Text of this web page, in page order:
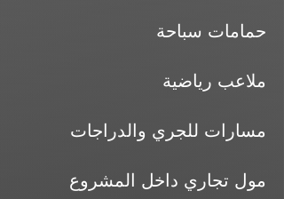
حمامات سباحة
ملاعب رياضية
مسارات للجري والدراجات
مول تجاري داخل المشروع